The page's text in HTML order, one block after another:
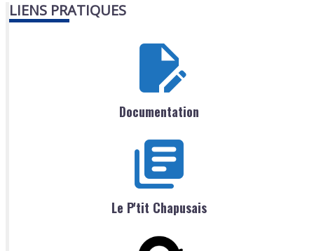
LIENS PRATIQUES
Documentation
Le P'tit Chapusais